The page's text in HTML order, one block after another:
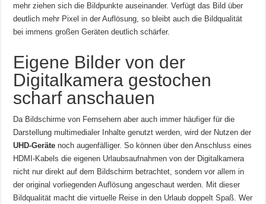
mehr ziehen sich die Bildpunkte auseinander. Verfügt das Bild über
deutlich mehr Pixel in der Auflösung, so bleibt auch die Bildqualität
bei immens großen Geräten deutlich schärfer.
Eigene Bilder von der
Digitalkamera gestochen
scharf anschauen
Da Bildschirme von Fernsehern aber auch immer häufiger für die
Darstellung multimedialer Inhalte genutzt werden, wird der Nutzen der
UHD-Geräte noch augenfälliger. So können über den Anschluss eines
HDMI-Kabels die eigenen Urlaubsaufnahmen von der Digitalkamera
nicht nur direkt auf dem Bildschirm betrachtet, sondern vor allem in
der original vorliegenden Auflösung angeschaut werden. Mit dieser
Bildqualität macht die virtuelle Reise in den Urlaub doppelt Spaß. Wer